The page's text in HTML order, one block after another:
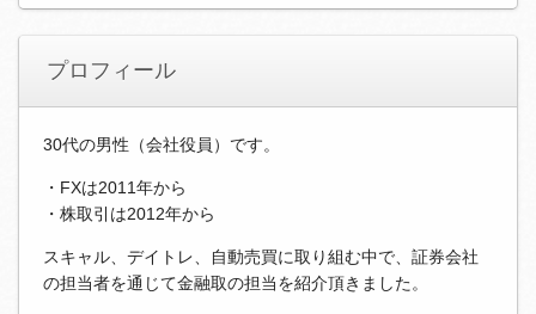
プロフィール
30代の男性（会社役員）です。
・FXは2011年から
・株取引は2012年から
スキャル、デイトレ、自動売買に取り組む中で、証券会社
の担当者を通じて金融取の担当を紹介頂きました。